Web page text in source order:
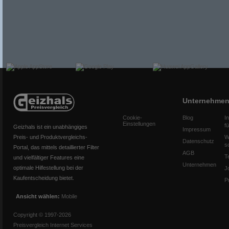
Geizhals ist ein unabhängiges
Preis- und Produktvergleichs-
Portal, das mittels detaillierter Filter
und vielfältiger Features eine
optimale Hilfestellung bei der
Kaufentscheidung bietet.
Ansicht wählen: Mobile
Copyright © 1997-2026
Preisvergleich Internet Services
Cookie-
Einstellungen
Unternehmen
Blog
Impressum
Datenschutz
AGB
Unternehmen